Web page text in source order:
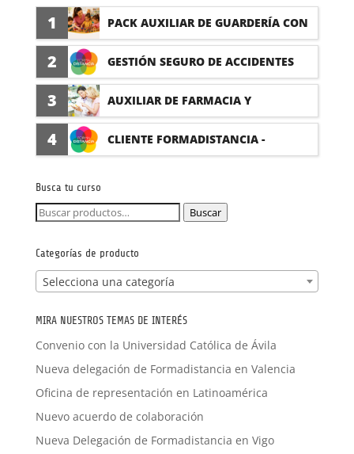
1 PACK AUXILIAR DE GUARDERÍA CON
PRÁCTICAS
2 GESTIÓN SEGURO DE ACCIDENTES
(PRÁCTICAS FORMATIVAS)
3 AUXILIAR DE FARMACIA Y
PARAFARMACIA CON PRÁCTICAS
4 CLIENTE FORMADISTANCIA -
Busca tu curso
Buscar
Buscar
Categorías de producto
Selecciona una categoría
MIRA NUESTROS TEMAS DE INTERÉS
Convenio con la Universidad Católica de Ávila
Nueva delegación de Formadistancia en Valencia
Oficina de representación en Latinoamérica
Nuevo acuerdo de colaboración
Nueva Delegación de Formadistancia en Vigo